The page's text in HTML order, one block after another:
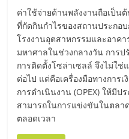
รน
ไชส์
ขาย
แฟ
ค่าใช้จ่ายด้านพลังงานถือเป็น
ที่กัดกินกำไรของสถานประกอ
โรงงานอุตสาหกรรมและอาค
มหาศาลในช่วงกลางวัน การป
การติดตั้งโซล่าเซลล์ จึงไม่ใช่
ต่อไป แต่คือเครื่องมือทางการ
การดำเนินงาน (OPEX) ให้มี
สามารถในการแข่งขันในตล
ตลอดเวลา